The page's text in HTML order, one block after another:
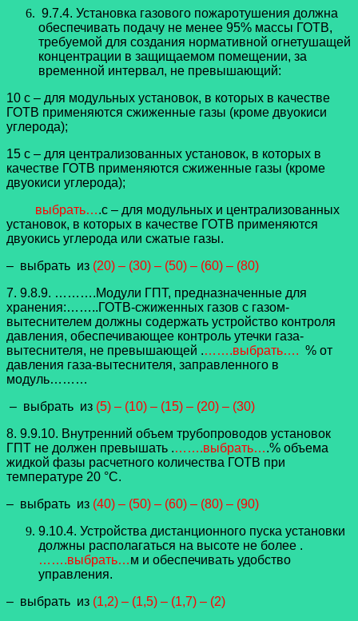
9.7.4. Установка газового пожаротушения должна
обеспечивать подачу не менее 95% массы ГОТВ,
требуемой для создания нормативной огнетушащей
концентрации в защищаемом помещении, за
временной интервал, не превышающий:
10 с – для модульных установок, в которых в качестве
ГОТВ применяются сжиженные газы (кроме двуокиси
углерода);
15 с – для централизованных установок, в которых в
качестве ГОТВ применяются сжиженные газы (кроме
двуокиси углерода);
выбрать….с – для модульных и централизованных
установок, в которых в качестве ГОТВ применяются
двуокись углерода или сжатые газы.
– выбрать из (20) – (30) – (50) – (60) – (80)
7. 9.8.9. ……….Модули ГПТ, предназначенные для
хранения:……..ГОТВ-сжиженных газов с газом-
вытеснителем должны содержать устройство контроля
давления, обеспечивающее контроль утечки газа-
вытеснителя, не превышающей .…….выбрать…. % от
давления газа-вытеснителя, заправленного в
модуль………
– выбрать из (5) – (10) – (15) – (20) – (30)
8. 9.9.10. Внутренний объем трубопроводов установок
ГПТ не должен превышать .…….выбрать….% объема
жидкой фазы расчетного количества ГОТВ при
температуре 20 °C.
– выбрать из (40) – (50) – (60) – (80) – (90)
9.10.4. Устройства дистанционного пуска установки
должны располагаться на высоте не более .
…….выбрать…м и обеспечивать удобство
управления.
– выбрать из (1,2) – (1,5) – (1,7) – (2)